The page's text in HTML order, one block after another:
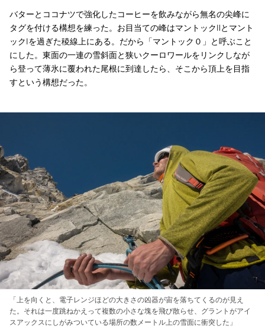
バターとココナツで強化したコーヒーを飲みながら無名の尖峰に
タグを付ける構想を練った。お目当ての峰はマントックⅡとマント
ックⅠを過ぎた稜線上にある。だから「マントック０」と呼ぶこと
にした。東面の一連の雪斜面と狭いクーロワールをリンクしなが
ら登って薄氷に覆われた尾根に到達したら、そこから頂上を目指
すという構想だった。
「上を向くと、電子レンジほどの大きさの凶器が宙を落ちてくるのが見え
た。それは一度跳ねかえって複数の小さな塊を飛び散らせ、グラントがアイ
スアックスにしがみついている場所の数メートル上の雪面に衝突した」